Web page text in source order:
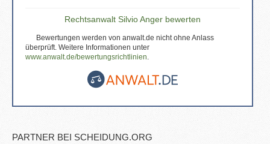
Rechtsanwalt Silvio Anger bewerten
Bewertungen werden von anwalt.de nicht ohne Anlass
überprüft. Weitere Informationen unter
www.anwalt.de/bewertungsrichtlinien.
PARTNER BEI SCHEIDUNG.ORG